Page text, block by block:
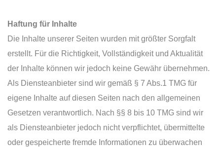
Haftung für Inhalte
Die Inhalte unserer Seiten wurden mit größter Sorgfalt
erstellt. Für die Richtigkeit, Vollständigkeit und Aktualität
der Inhalte können wir jedoch keine Gewähr übernehmen.
Als Diensteanbieter sind wir gemäß § 7 Abs.1 TMG für
eigene Inhalte auf diesen Seiten nach den allgemeinen
Gesetzen verantwortlich. Nach §§ 8 bis 10 TMG sind wir
als Diensteanbieter jedoch nicht verpflichtet, übermittelte
oder gespeicherte fremde Informationen zu überwachen